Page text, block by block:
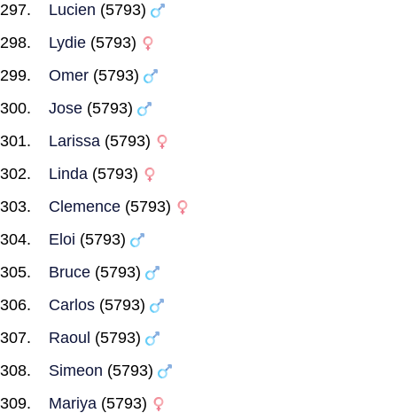
Lucien (5793)
Lydie (5793)
Omer (5793)
Jose (5793)
Larissa (5793)
Linda (5793)
Clemence (5793)
Eloi (5793)
Bruce (5793)
Carlos (5793)
Raoul (5793)
Simeon (5793)
Mariya (5793)